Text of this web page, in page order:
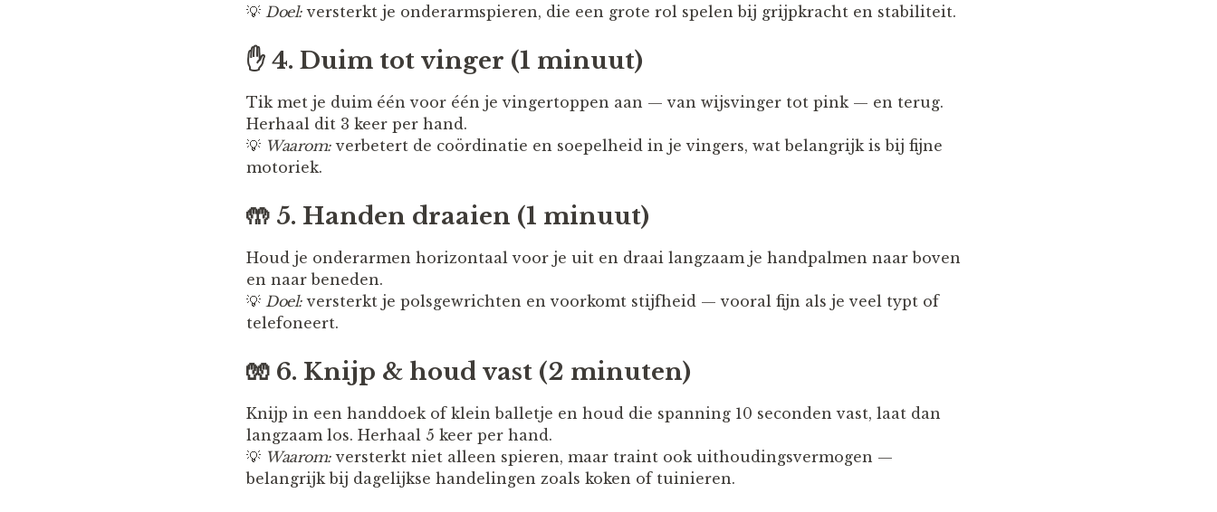
💡 Doel:versterkt je onderarmspieren, die een grote rol spelen bij grijpkracht en stabiliteit.
✋ 4. Duim tot vinger (1 minuut)
Tik met je duim één voor één je vingertoppen aan — van wijsvinger tot pink — en terug.
Herhaal dit 3 keer per hand.
💡 Waarom:verbetert de coördinatie en soepelheid in je vingers, wat belangrijk is bij fijne
motoriek.
🤲 5. Handen draaien (1 minuut)
Houd je onderarmen horizontaal voor je uit en draai langzaam je handpalmen naar boven
en naar beneden.
💡 Doel:versterkt je polsgewrichten en voorkomt stijfheid — vooral fijn als je veel typt of
telefoneert.
🧤 6. Knijp & houd vast (2 minuten)
Knijp in een handdoek of klein balletje en houd die spanning 10 seconden vast, laat dan
langzaam los. Herhaal 5 keer per hand.
💡 Waarom:versterkt niet alleen spieren, maar traint ook uithoudingsvermogen —
belangrijk bij dagelijkse handelingen zoals koken of tuinieren.